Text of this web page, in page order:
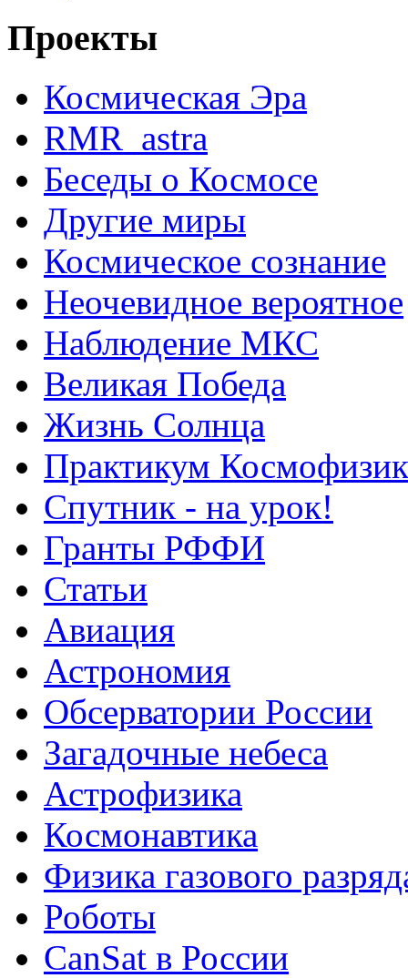
Проекты
Космическая Эра
RMR_astra
Беседы о Космосе
Другие миры
Космическое сознание
Неочевидное вероятное
Наблюдение МКС
Великая Победа
Жизнь Солнца
Практикум
Спутник - на урок!
Гранты РФФИ
Статьи
Авиация
Астрономия
Обсерватории России
Загадочные небеса
Астрофизика
Космонавтика
Физика газового
Роботы
CanSat в России